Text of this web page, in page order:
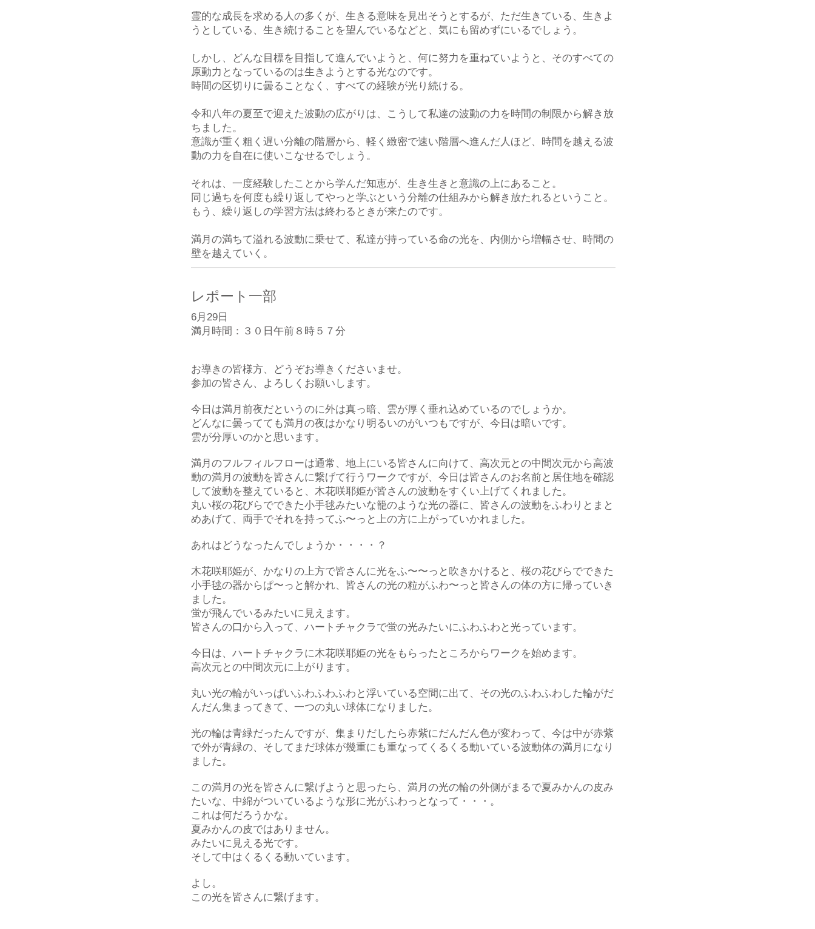
霊的な成長を求める人の多くが、生きる意味を見出そうとするが、ただ生きている、生きよ
うとしている、生き続けることを望んでいるなどと、気にも留めずにいるでしょう。
しかし、どんな目標を目指して進んでいようと、何に努力を重ねていようと、そのすべての
原動力となっているのは生きようとする光なのです。
時間の区切りに曇ることなく、すべての経験が光り続ける。
令和八年の夏至で迎えた波動の広がりは、こうして私達の波動の力を時間の制限から解き放
ちました。
意識が重く粗く遅い分離の階層から、軽く緻密で速い階層へ進んだ人ほど、時間を越える波
動の力を自在に使いこなせるでしょう。
それは、一度経験したことから学んだ知恵が、生き生きと意識の上にあること。
同じ過ちを何度も繰り返してやっと学ぶという分離の仕組みから解き放たれるということ。
もう、繰り返しの学習方法は終わるときが来たのです。
満月の満ちて溢れる波動に乗せて、私達が持っている命の光を、内側から増幅させ、時間の
壁を越えていく。
レポート一部
6月29日
満月時間：３０日午前８時５７分
お導きの皆様方、どうぞお導きくださいませ。
参加の皆さん、よろしくお願いします。
今日は満月前夜だというのに外は真っ暗、雲が厚く垂れ込めているのでしょうか。
どんなに曇ってても満月の夜はかなり明るいのがいつもですが、今日は暗いです。
雲が分厚いのかと思います。
満月のフルフィルフローは通常、地上にいる皆さんに向けて、高次元との中間次元から高波
動の満月の波動を皆さんに繋げて行うワークですが、今日は皆さんのお名前と居住地を確認
して波動を整えていると、木花咲耶姫が皆さんの波動をすくい上げてくれました。
丸い桜の花びらでできた小手毬みたいな籠のような光の器に、皆さんの波動をふわりとまと
めあげて、両手でそれを持ってふ〜っと上の方に上がっていかれました。
あれはどうなったんでしょうか・・・・？
木花咲耶姫が、かなりの上方で皆さんに光をふ〜〜っと吹きかけると、桜の花びらでできた
小手毬の器からぱ〜っと解かれ、皆さんの光の粒がふわ〜っと皆さんの体の方に帰っていき
ました。
蛍が飛んでいるみたいに見えます。
皆さんの口から入って、ハートチャクラで蛍の光みたいにふわふわと光っています。
今日は、ハートチャクラに木花咲耶姫の光をもらったところからワークを始めます。
高次元との中間次元に上がります。
丸い光の輪がいっぱいふわふわふわと浮いている空間に出て、その光のふわふわした輪がだ
んだん集まってきて、一つの丸い球体になりました。
光の輪は青緑だったんですが、集まりだしたら赤紫にだんだん色が変わって、今は中が赤紫
で外が青緑の、そしてまだ球体が幾重にも重なってくるくる動いている波動体の満月になり
ました。
この満月の光を皆さんに繋げようと思ったら、満月の光の輪の外側がまるで夏みかんの皮み
たいな、中綿がついているような形に光がふわっとなって・・・。
これは何だろうかな。
夏みかんの皮ではありません。
みたいに見える光です。
そして中はくるくる動いています。
よし。
この光を皆さんに繋げます。